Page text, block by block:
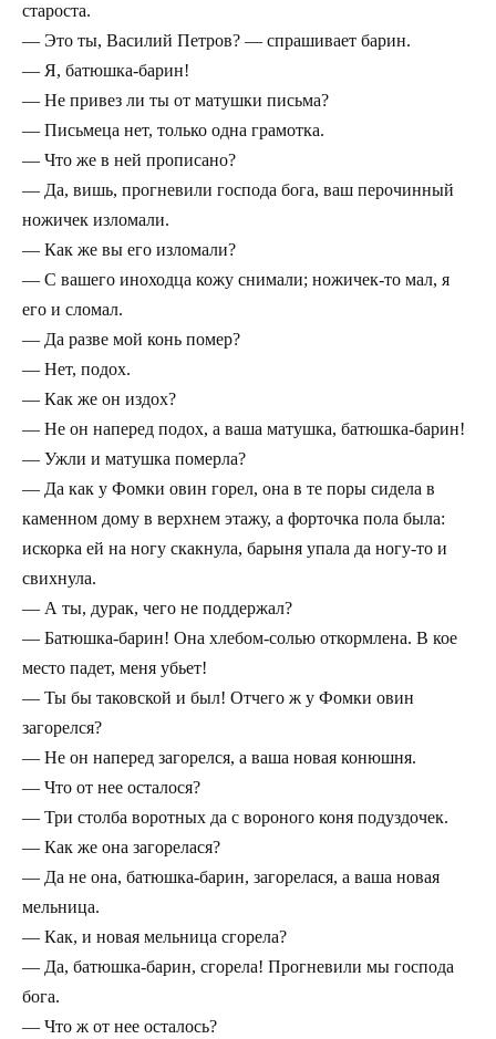
староста.
— Это ты, Василий Петров? — спрашивает барин.
— Я, батюшка-барин!
— Не привез ли ты от матушки письма?
— Письмеца нет, только одна грамотка.
— Что же в ней прописано?
— Да, вишь, прогневили господа бога, ваш перочинный
ножичек изломали.
— Как же вы его изломали?
— С вашего иноходца кожу снимали; ножичек-то мал, я
его и сломал.
— Да разве мой конь помер?
— Нет, подох.
— Как же он издох?
— Не он наперед подох, а ваша матушка, батюшка-барин!
— Ужли и матушка померла?
— Да как у Фомки овин горел, она в те поры сидела в
каменном дому в верхнем этажу, а форточка пола была:
искорка ей на ногу скакнула, барыня упала да ногу-то и
свихнула.
— А ты, дурак, чего не поддержал?
— Батюшка-барин! Она хлебом-солью откормлена. В кое
место падет, меня убьет!
— Ты бы таковской и был! Отчего ж у Фомки овин
загорелся?
— Не он наперед загорелся, а ваша новая конюшня.
— Что от нее осталося?
— Три столба воротных да с вороного коня подуздочек.
— Как же она загорелася?
— Да не она, батюшка-барин, загорелася, а ваша новая
мельница.
— Как, и новая мельница сгорела?
— Да, батюшка-барин, сгорела! Прогневили мы господа
бога.
— Что ж от нее осталось?